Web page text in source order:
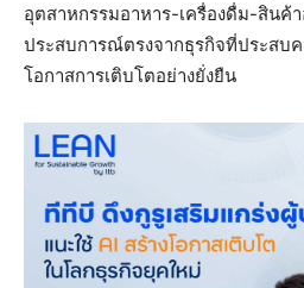
อุตสาหกรรมอาหาร-เครื่องดื่ม-สินค้
ประสบการณ์ตรงจากธุรกิจที่ประสบค
โอกาสการเติบโตอย่างยั่งยืน